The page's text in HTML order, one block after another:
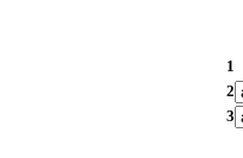
1
2
3